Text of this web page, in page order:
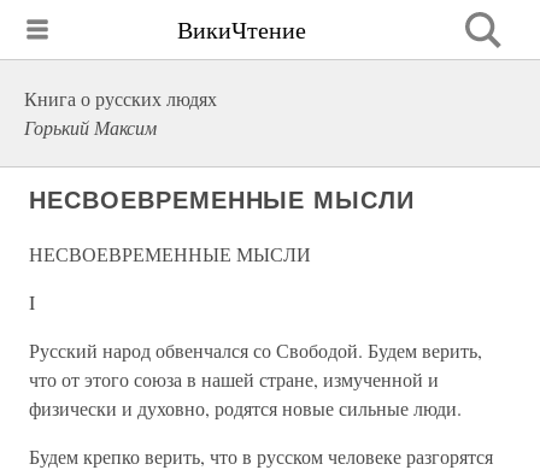
ВикиЧтение
Книга о русских людях
Горький Максим
НЕСВОЕВРЕМЕННЫЕ МЫСЛИ
НЕСВОЕВРЕМЕННЫЕ МЫСЛИ
I
Русский народ обвенчался со Свободой. Будем верить,
что от этого союза в нашей стране, измученной и
физически и духовно, родятся новые сильные люди.
Будем крепко верить, что в русском человеке разгорятся